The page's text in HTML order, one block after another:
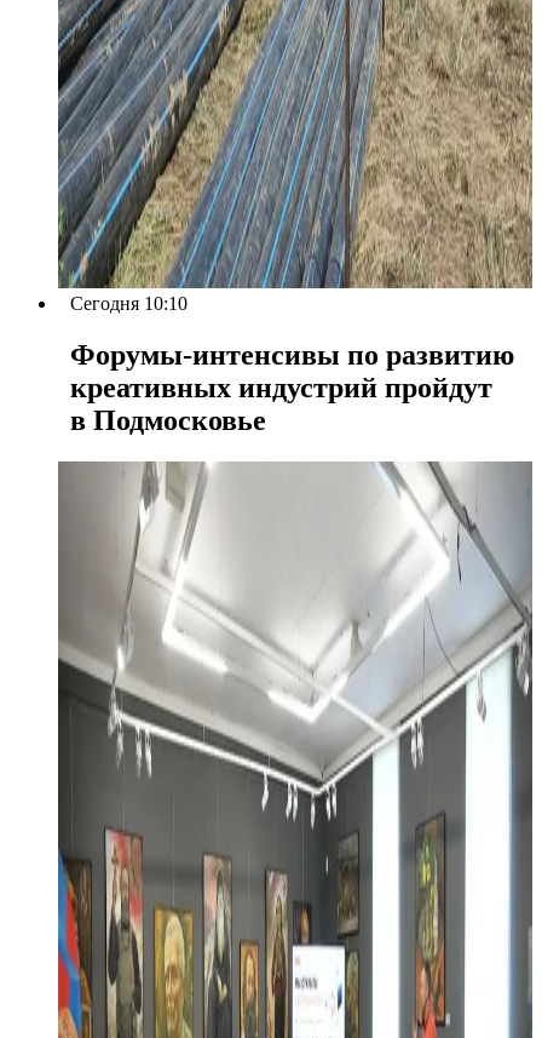
Сегодня 10:10
Форумы-интенсивы по развитию
креативных индустрий пройдут
в Подмосковье